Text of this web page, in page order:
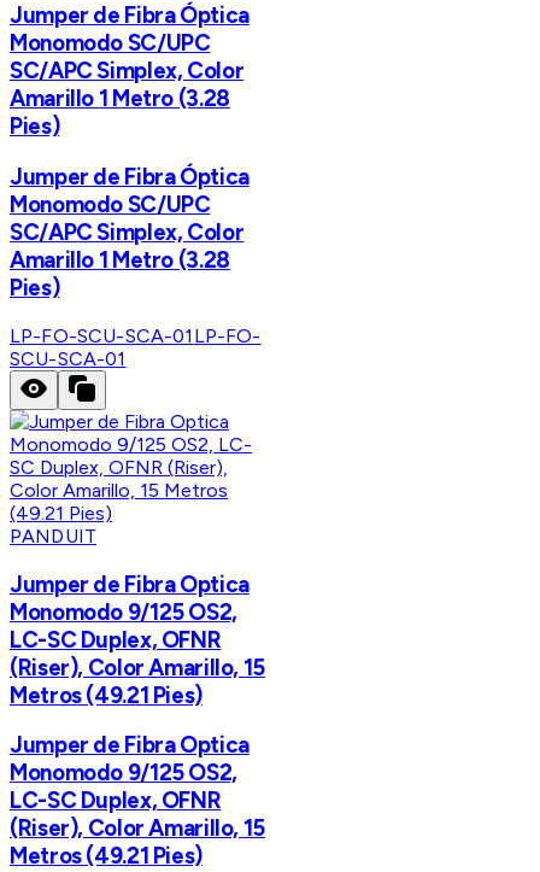
Jumper de Fibra Óptica
Monomodo SC/UPC
SC/APC Simplex, Color
Amarillo 1 Metro (3.28
Pies)
Jumper de Fibra Óptica
Monomodo SC/UPC
SC/APC Simplex, Color
Amarillo 1 Metro (3.28
Pies)
LP-FO-SCU-SCA-01 LP-FO-
SCU-SCA-01
PANDUIT
Jumper de Fibra Optica
Monomodo 9/125 OS2,
LC-SC Duplex, OFNR
(Riser), Color Amarillo, 15
Metros (49.21 Pies)
Jumper de Fibra Optica
Monomodo 9/125 OS2,
LC-SC Duplex, OFNR
(Riser), Color Amarillo, 15
Metros (49.21 Pies)